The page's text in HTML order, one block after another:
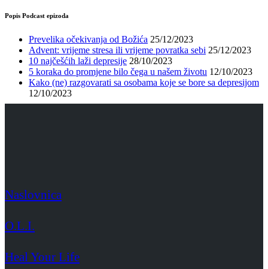
Popis Podcast epizoda
Prevelika očekivanja od Božića 25/12/2023
Advent: vrijeme stresa ili vrijeme povratka sebi 25/12/2023
10 najčešćih laži depresije 28/10/2023
5 koraka do promjene bilo čega u našem životu 12/10/2023
Kako (ne) razgovarati sa osobama koje se bore sa depresijom
12/10/2023
Naslovnica
O.L.I.
Heal Your Life